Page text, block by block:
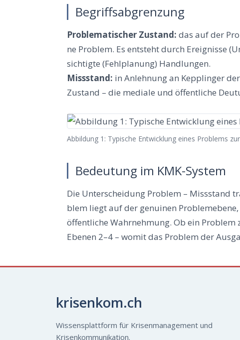
Begriffsabgrenzung
Pro­ble­ma­ti­scher Zustand: das auf der
ne Pro­blem. Es ent­steht durch Ereig­nis­se
sich­tig­te (Fehl­pla­nung) Hand­lun­gen.
Miss­stand: in Anleh­nung an Kepp­lin­ger
Zustand – die media­le und öffent­li­che
Abbil­dung 1: Typi­sche Ent­wick­lung eines Pro­blems zur
Bedeutung im KMK-System
Die Unter­schei­dung Pro­blem – Miss­stand
blem liegt auf der genui­nen
öffent­li­che Wahr­neh­mung. Ob ein
Ebe­nen 2–4 – womit das Pro­blem der
krisenkom.ch
Wissensplattform für Krisenmanagement und
Krisenkommunikation.